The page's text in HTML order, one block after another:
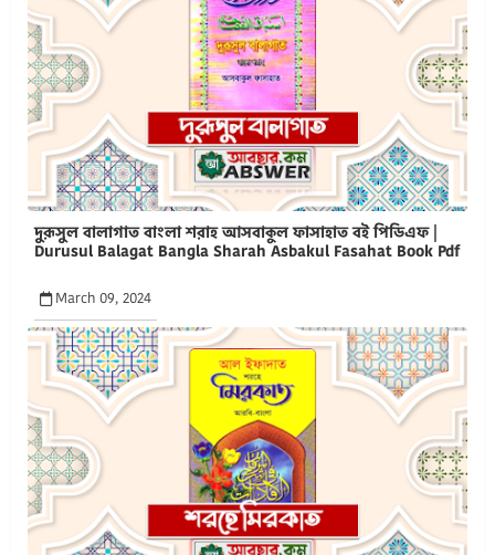
দুরূসুল বালাগাত বাংলা শরাহ আসবাকুল ফাসাহাত বই পিডিএফ |
Durusul Balagat Bangla Sharah Asbakul Fasahat Book Pdf
March 09, 2024